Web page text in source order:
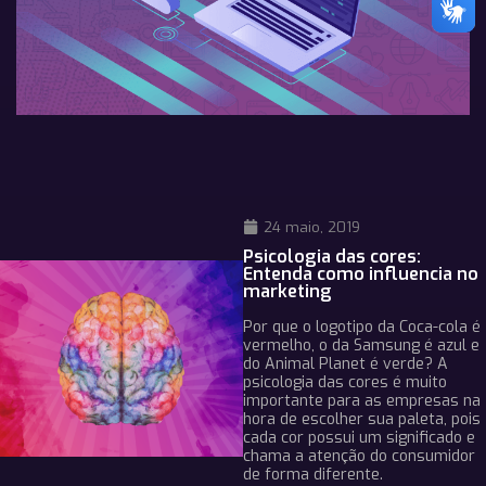
24 maio, 2019
Psicologia das cores:
Entenda como influencia no
marketing
Por que o logotipo da Coca-cola é
vermelho, o da Samsung é azul e
do Animal Planet é verde? A
psicologia das cores é muito
importante para as empresas na
hora de escolher sua paleta, pois
cada cor possui um significado e
chama a atenção do consumidor
de forma diferente.